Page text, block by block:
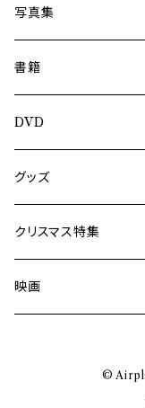
内海利勝
南博
ASA-CHANG
Jun Kawabata
Mooney
ミャンマー伝統音楽
写真集
Jun Kawabata
旅の記憶
書籍
DVD
グッズ
Tシャツ
クリスマス特集
映画
©